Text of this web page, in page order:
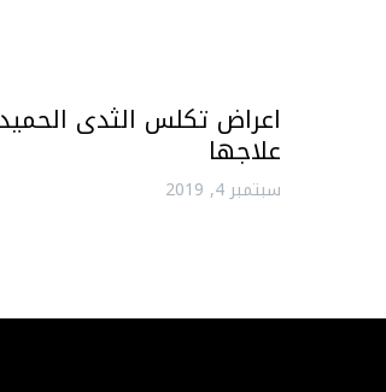
اعراض تكلس الثدى
علاجها
سبتمبر 4, 2019